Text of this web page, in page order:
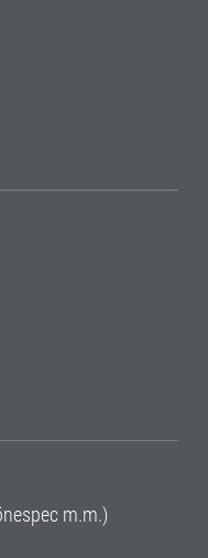
m.m.)